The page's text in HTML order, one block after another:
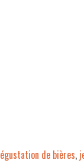
de bières,